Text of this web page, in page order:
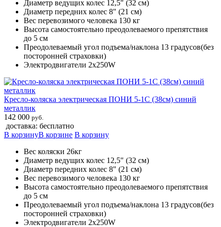
Диаметр ведущих колес 12,5" (32 см)
Диаметр передних колес 8" (21 см)
Вес перевозимого человека 130 кг
Высота самостоятельно преодолеваемого препятствия
до 5 см
Преодолеваемый угол подъема/наклона 13 градусов(без
посторонней страховки)
Электродвигатели 2х250W
Кресло-коляска электрическая ПОНИ 5-1С (38см) синий
металлик
142 000 руб.
доставка: бесплатно
В корзинуВ корзине В корзину
Вес коляски 26кг
Диаметр ведущих колес 12,5" (32 см)
Диаметр передних колес 8" (21 см)
Вес перевозимого человека 130 кг
Высота самостоятельно преодолеваемого препятствия
до 5 см
Преодолеваемый угол подъема/наклона 13 градусов(без
посторонней страховки)
Электродвигатели 2х250W